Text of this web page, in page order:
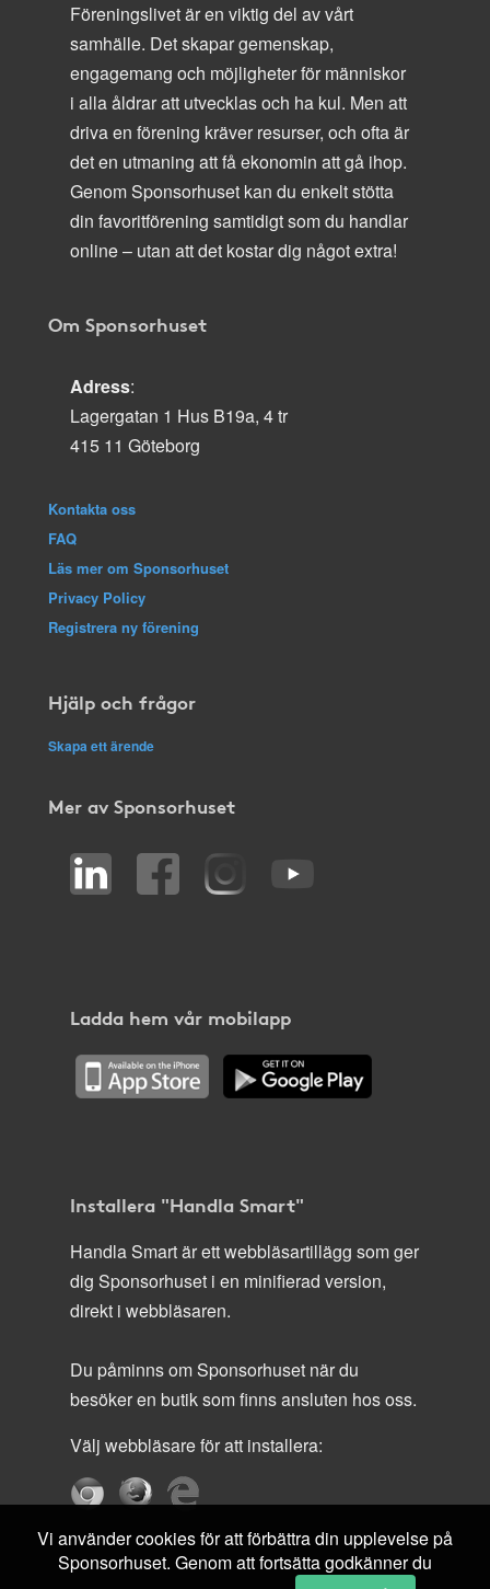
Föreningslivet är en viktig del av vårt
samhälle. Det skapar gemenskap,
engagemang och möjligheter för människor
i alla åldrar att utvecklas och ha kul. Men att
driva en förening kräver resurser, och ofta är
det en utmaning att få ekonomin att gå ihop.
Genom Sponsorhuset kan du enkelt stötta
din favoritförening samtidigt som du handlar
online – utan att det kostar dig något extra!
Om Sponsorhuset
Adress:
Lagergatan 1 Hus B19a, 4 tr
415 11 Göteborg
Kontakta oss
FAQ
Läs mer om Sponsorhuset
Privacy Policy
Registrera ny förening
Hjälp och frågor
Skapa ett ärende
Mer av Sponsorhuset
Ladda hem vår mobilapp
Installera "Handla Smart"
Handla Smart är ett webbläsartillägg som ger
dig Sponsorhuset i en minifierad version,
direkt i webbläsaren.
Du påminns om Sponsorhuset när du
besöker en butik som finns ansluten hos oss.
Välj webbläsare för att installera:
Vi använder cookies för att förbättra din upplevelse på
Sponsorhuset. Genom att fortsätta godkänner du